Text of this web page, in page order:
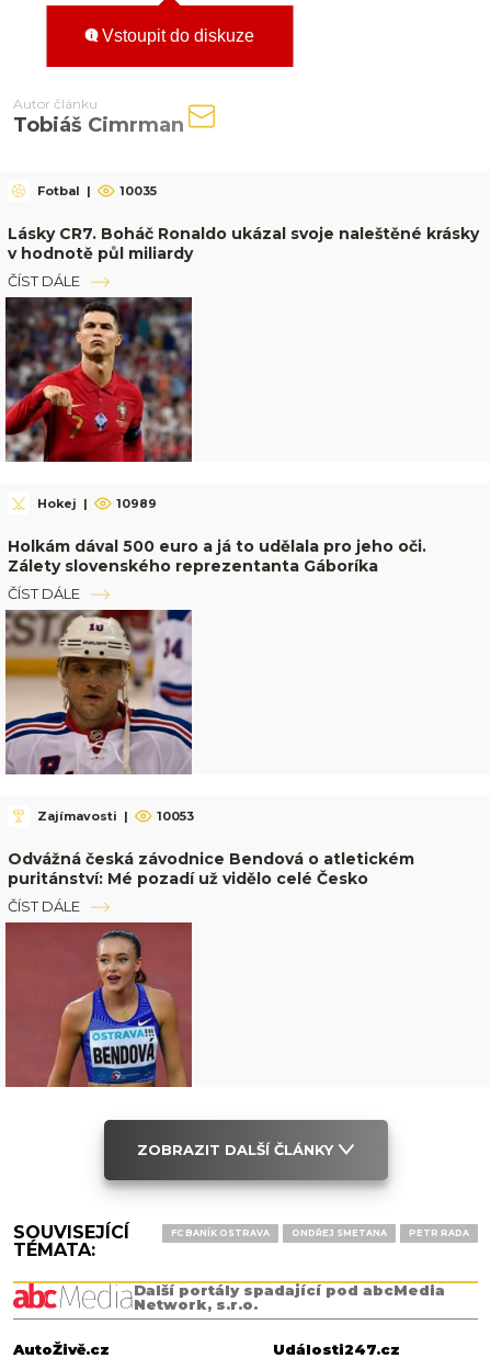
Vstoupit do diskuze
Autor článku
Tobiáš Cimrman
Fotbal | 10035
Lásky CR7. Boháč Ronaldo ukázal svoje naleštěné krásky
v hodnotě půl miliardy
ČÍST DÁLE
Hokej | 10989
Holkám dával 500 euro a já to udělala pro jeho oči.
Zálety slovenského reprezentanta Gáboríka
ČÍST DÁLE
Zajímavosti | 10053
Odvážná česká závodnice Bendová o atletickém
puritánství: Mé pozadí už vidělo celé Česko
ČÍST DÁLE
ZOBRAZIT DALŠÍ ČLÁNKY
SOUVISEJÍCÍ
TÉMATA:
FC BANÍK OSTRAVA ONDŘEJ SMETANA PETR RADA
Další portály spadající pod abcMedia
Network, s.r.o.
AutoŽivě.cz
Události247.cz